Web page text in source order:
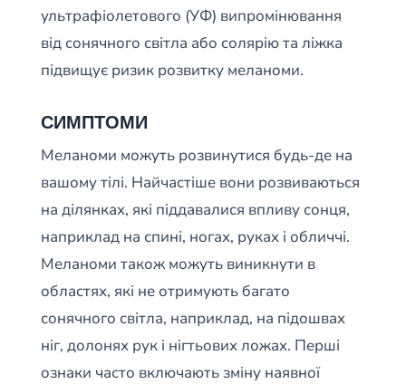
ультрафіолетового (УФ) випромінювання
від сонячного світла або солярію та ліжка
підвищує ризик розвитку меланоми.
СИМПТОМИ
Меланоми можуть розвинутися будь-де на
вашому тілі. Найчастіше вони розвиваються
на ділянках, які піддавалися впливу сонця,
наприклад на спині, ногах, руках і обличчі.
Меланоми також можуть виникнути в
областях, які не отримують багато
сонячного світла, наприклад, на підошвах
ніг, долонях рук і нігтьових ложах. Перші
ознаки часто включають зміну наявної